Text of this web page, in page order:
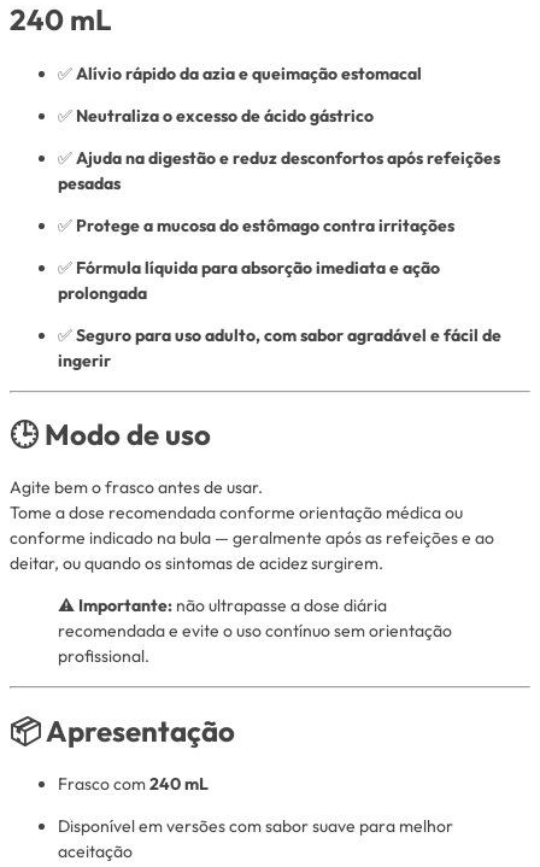
240 mL
✅Alívio rápido da azia e queimação estomacal
✅ Neutraliza o excesso de ácido gástrico
✅Ajuda na digestão e reduz desconfortos após refeições
pesadas
✅ Protege a mucosa do estômago contra irritações
✅ Fórmula líquida para absorção imediata e ação
prolongada
✅Seguro para uso adulto, com sabor agradável e fácil de
ingerir
🕒 Modo de uso
Agite bem o frasco antes de usar.
Tome a dose recomendada conforme orientação médica ou
conforme indicado na bula — geralmente após as refeições e ao
deitar, ou quando os sintomas de acidez surgirem.
⚠️ Importante: não ultrapasse a dose diária
recomendada e evite o uso contínuo sem orientação
profissional.
📦Apresentação
Frasco com240 mL
Disponível em versões com sabor suave para melhor
aceitação